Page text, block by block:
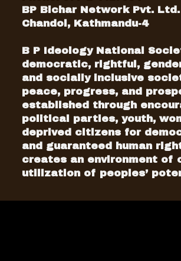
BP Bichar Network Pvt. Ltd.
Chandol, Kathmandu-4
B P Ideology National
democratic, rightful,
and socially inclusive
peace, progress, and
established through
political parties, youth,
deprived citizens for
and guaranteed human
creates an environment of
utilization of peoples’